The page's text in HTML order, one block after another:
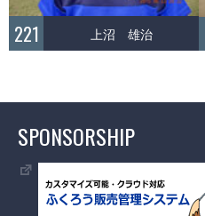
221 上沼 雄治
SPONSORSHIP